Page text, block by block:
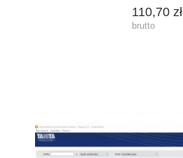
110,70 zł